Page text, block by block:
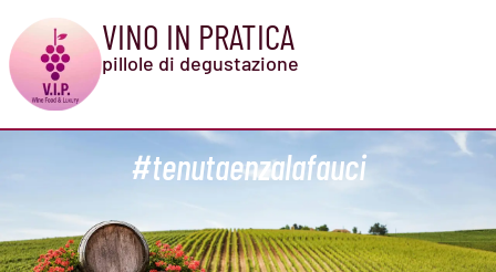
VINO IN PRATICA
pillole di degustazione
#tenutaenzalafauci